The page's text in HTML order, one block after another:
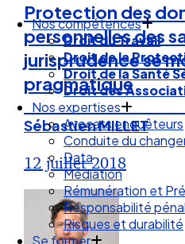
Nos compétences
Droit du Travail
Droit de la
Droit de la Santé
Droit des
Nos expertises
Avocats enquêteurs
Conduite du
Data
Médiation
Rémunération et
Responsabilité
Risques et durabilité
Se former
Protection des
personnelles des
jurisprudence se
pragmatique
Sébastien MILLET
12 juillet 2018